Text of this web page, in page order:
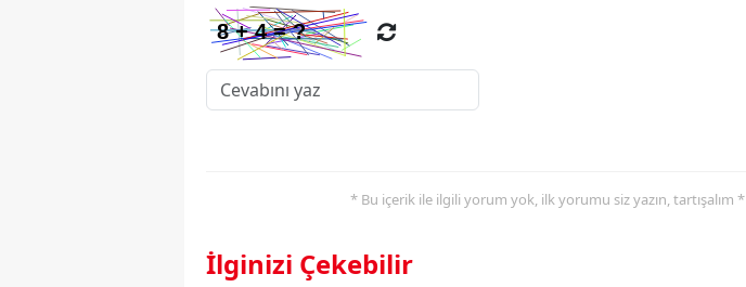
* Bu içerik ile ilgili yorum yok, ilk yorumu siz yazın, tartışalım *
İlginizi Çekebilir